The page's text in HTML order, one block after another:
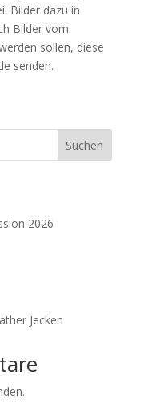
Bilder dazu in
Bilder vom
sollen, diese
senden.
Suchen
2026
Jecken